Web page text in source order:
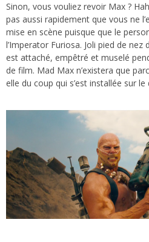
Sinon, vous vouliez revoir Max ?
pas aussi rapidement que vous ne
mise en scène puisque que le
l’Imperator Furiosa. Joli pied de
est attaché, empêtré et muselé
de film. Mad Max n’existera que
elle du coup qui s’est installée sur le